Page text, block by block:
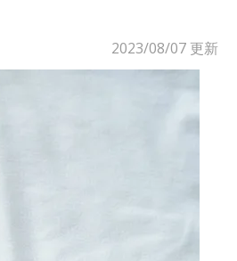
2023/08/07 更新